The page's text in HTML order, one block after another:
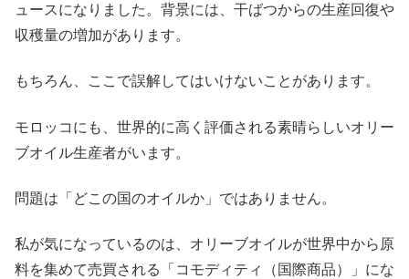
ュースになりました。背景には、干ばつからの生産回復や
収穫量の増加があります。
もちろん、ここで誤解してはいけないことがあります。
モロッコにも、世界的に高く評価される素晴らしいオリー
ブオイル生産者がいます。
問題は「どこの国のオイルか」ではありません。
私が気になっているのは、オリーブオイルが世界中から原
料を集めて売買される「コモディティ（国際商品）」にな